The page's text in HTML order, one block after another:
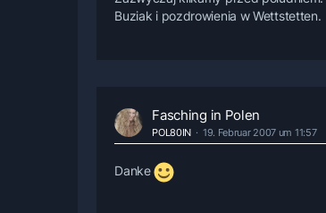
Buziak i pozdrowienia w Wettstetten.
Fasching in Polen
POL80IN 19. Februar 2007 um 11:57
Danke